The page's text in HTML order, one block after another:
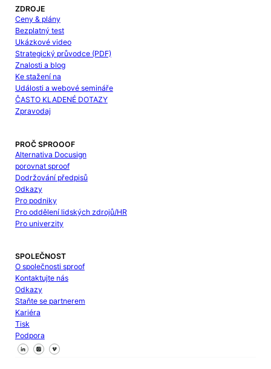
ZDROJE
Ceny & plány
Bezplatný test
Ukázkové video
Strategický průvodce (PDF)
Znalosti a blog
Ke stažení na
Události a webové semináře
ČASTO KLADENÉ DOTAZY
Zpravodaj
PROČ SPROOOF
Alternativa Docusign
porovnat sproof
Dodržování předpisů
Odkazy
Pro podniky
Pro oddělení lidských zdrojů/HR
Pro univerzity
SPOLEČNOST
O společnosti sproof
Kontaktujte nás
Odkazy
Staňte se partnerem
Kariéra
Tisk
Podpora
Sledujte nás na Facebooku
Sledujte nás na X
Sledujte nás na LinkedIn